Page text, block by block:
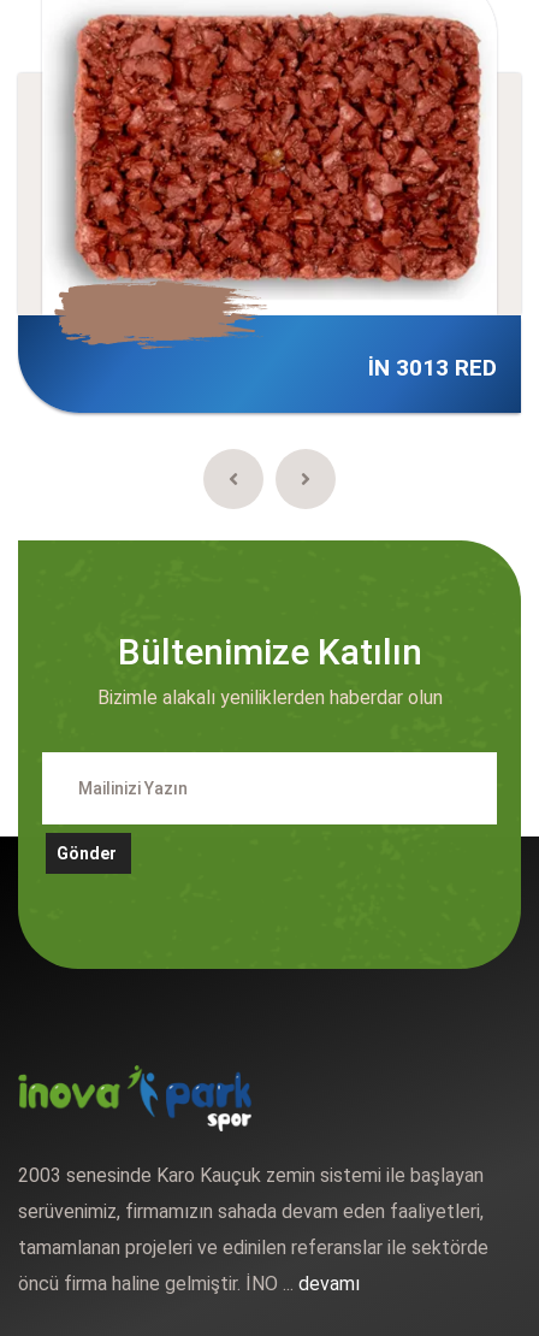
Bültenimize Katılın
Bizimle alakalı yeniliklerden haberdar olun
Gönder
2003 senesinde Karo Kauçuk zemin sistemi ile başlayan
serüvenimiz, firmamızın sahada devam eden faaliyetleri,
tamamlanan projeleri ve edinilen referanslar ile sektörde
öncü firma haline gelmiştir. İNO ... devamı